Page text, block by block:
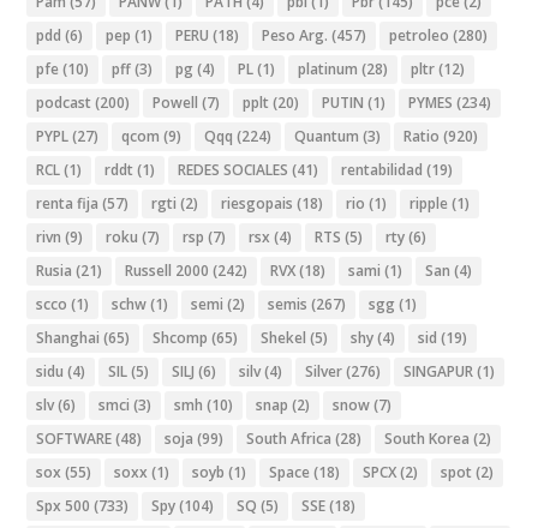
pdd (6) pep (1) PERU (18) Peso Arg. (457) petroleo (280)
pfe (10) pff(3) pg (4) PL(1) platinum (28) pltr(12)
podcast (200) Powell (7) pplt (20) PUTIN (1) PYMES (234)
PYPL(27) qcom (9) Qqq (224) Quantum (3) Ratio (920)
RCL(1) rddt (1) REDES SOCIALES (41) rentabilidad (19)
renta fija (57) rgti (2) riesgopais (18) rio (1) ripple (1)
rivn (9) roku (7) rsp (7) rsx (4) RTS (5) rty(6)
Rusia (21) Russell 2000 (242) RVX(18) sami (1) San (4)
scco (1) schw(1) semi (2) semis (267) sgg (1)
Shanghai (65) Shcomp (65) Shekel (5) shy(4) sid (19)
sidu (4) SIL(5) SILJ (6) silv(4) Silver(276) SINGAPUR(1)
slv(6) smci (3) smh (10) snap (2) snow(7)
SOFTWARE(48) soja (99) South Africa (28) South Korea (2)
sox (55) soxx (1) soyb (1) Space (18) SPCX(2) spot (2)
Spx 500 (733) Spy(104) SQ (5) SSE(18)